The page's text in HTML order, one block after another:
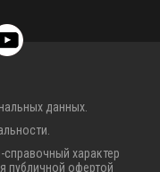
данных.
характер
публичной офертой